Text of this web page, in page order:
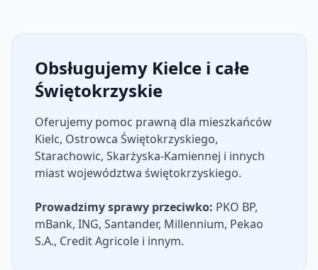
Obsługujemy Kielce i całe
Świętokrzyskie
Oferujemy pomoc prawną dla mieszkańców
Kielc, Ostrowca Świętokrzyskiego,
Starachowic, Skarżyska-Kamiennej i innych
miast województwa świętokrzyskiego.
Prowadzimy sprawy przeciwko: PKO BP,
mBank, ING, Santander, Millennium, Pekao
S.A., Credit Agricole i innym.